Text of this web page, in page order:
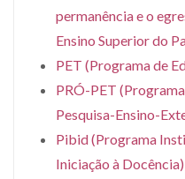
permanência e o
Ensino Superior do
PET (Programa de
PRÓ-PET
Pesquisa-Ensino-
Pibid (Programa
Iniciação à Docência)